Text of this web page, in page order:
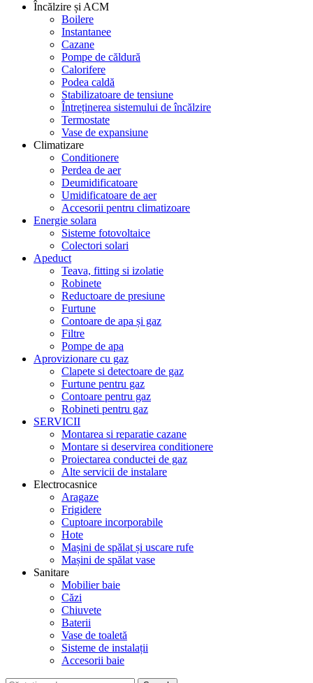
Încălzire și ACM
Boilere
Instantanee
Cazane
Pompe de căldură
Calorifere
Podea caldă
Stabilizatoare de tensiune
Întreținerea sistemului de încălzire
Termostate
Vase de expansiune
Climatizare
Conditionere
Perdea de aer
Deumidificatoare
Umidificatoare de aer
Accesorii pentru climatizoare
Energie solara
Sisteme fotovoltaice
Colectori solari
Apeduct
Teava, fitting si izolatie
Robinete
Reductoare de presiune
Furtune
Contoare de apa și gaz
Filtre
Pompe de apa
Aprovizionare cu gaz
Clapete si detectoare de gaz
Furtune pentru gaz
Contoare pentru gaz
Robineti pentru gaz
SERVICII
Montarea si reparatie cazane
Montare si deservirea conditionere
Proiectarea conductei de gaz
Alte servicii de instalare
Electrocasnice
Aragaze
Frigidere
Cuptoare incorporabile
Hote
Mașini de spălat și uscare rufe
Mașini de spălat vase
Sanitare
Mobilier baie
Căzi
Chiuvete
Baterii
Vase de toaletă
Sisteme de instalații
Accesorii baie